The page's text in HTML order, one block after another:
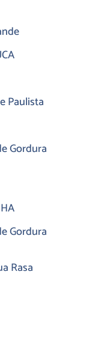
Paulista
Gordura
Gordura
Rasa